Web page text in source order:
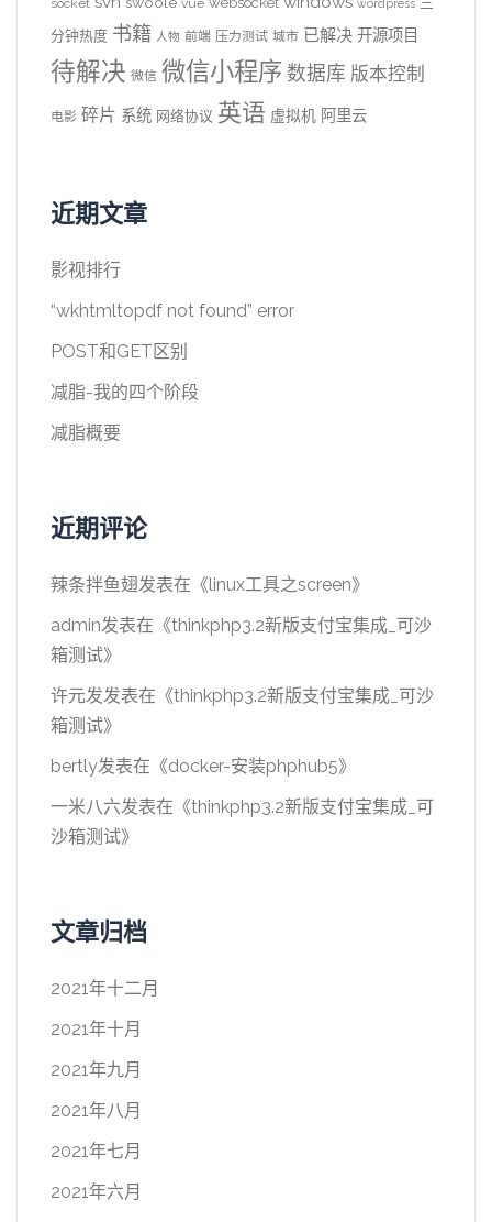
socket vue wordpress
分钟热度 书籍 人物 前端 压力测试 城市 已解决 开源项目
待解决 微信 微信小程序 数据库 版本控制
电影 碎片 系统 网络协议 英语 虚拟机 阿里云
近期文章
影视排行
“wkhtmltopdf not found” error
POST和GET区别
减脂-我的四个阶段
减脂概要
近期评论
辣条拌鱼翅发表在《linux工具之screen》
admin发表在《thinkphp3.2新版支付宝集成_可沙
箱测试》
许元发发表在《thinkphp3.2新版支付宝集成_可沙
箱测试》
bertly发表在《docker-安装phphub5》
一米八六发表在《thinkphp3.2新版支付宝集成_可
沙箱测试》
文章归档
2021年十二月
2021年十月
2021年九月
2021年八月
2021年七月
2021年六月